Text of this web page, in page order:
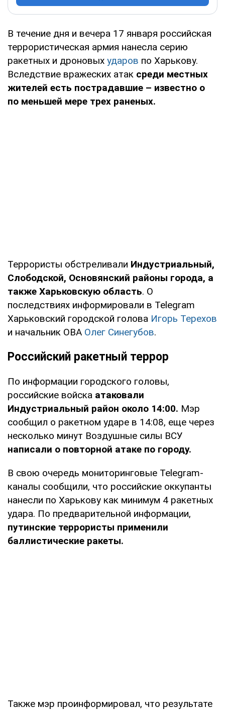
В течение дня и вечера 17 января российская
террористическая армия нанесла серию
ракетных и дроновых ударов по Харькову.
Вследствие вражеских атак среди местных
жителей есть пострадавшие – известно о
по меньшей мере трех раненых.
Террористы обстреливали Индустриальный,
Слободской, Основянский районы города, а
также Харьковскую область. О
последствиях информировали в Telegram
Харьковский городской голова Игорь Терехов
и начальник ОВА Олег Синегубов.
Российский ракетный террор
По информации городского головы,
российские войска атаковали
Индустриальный район около 14:00. Мэр
сообщил о ракетном ударе в 14:08, еще через
несколько минут Воздушные силы ВСУ
написали о повторной атаке по городу.
В свою очередь мониторинговые Telegram-
каналы сообщили, что российские оккупанты
нанесли по Харькову как минимум 4 ракетных
удара. По предварительной информации,
путинские террористы применили
баллистические ракеты.
Также мэр проинформировал, что результате